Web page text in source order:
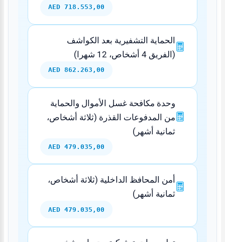
718.553,00 AED
الحماية التشفيرية بعد الكواشف
(الفريق 4 أشخاص، 12 شهرا)
862.263,00 AED
وحدة مكافحة غسل الأموال والحماية
من المدفوعات القذرة (ثلاثة أشخاص،
ثمانية أشهر)
479.035,00 AED
أمن المحافظ الداخلية (ثلاثة أشخاص،
ثمانية أشهر)
479.035,00 AED